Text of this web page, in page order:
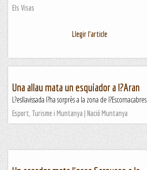
Els Visas
Llegir l'article
Una allau mata un esquiador a l?Aran
L?esllavissada l?ha sorprès a la zona de l?Escornacabres
Esport, Turisme i Muntanya | Nació Muntanya